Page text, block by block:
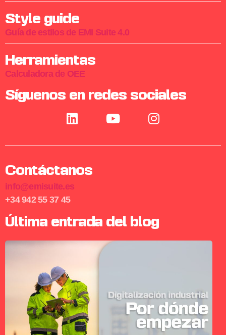
Style guide
Guía de estilos de EMI Suite 4.0
Herramientas
Calculadora de OEE
Síguenos en redes sociales
Contáctanos
info@emisuite.es
+34 942 55 37 45
Última entrada del blog